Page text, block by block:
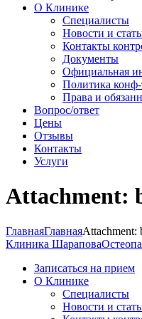
О Клинике
Специалисты
Новости и
Контакты
Документы
Официальная
Политика
Права и
Вопрос/ответ
Цены
Отзывы
Контакты
Услуги
Attachment:
ГлавнаяГлавнаяAttachment:
Клиника Шарапова
Записаться на прием
О Клинике
Специалисты
Новости и